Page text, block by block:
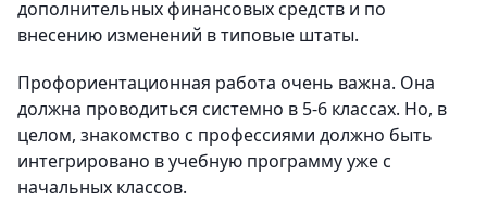
дополнительных финансовых средств и по
внесению изменений в типовые штаты.
Профориентационная работа очень важна. Она
должна проводиться системно в 5-6 классах. Но, в
целом, знакомство с профессиями должно быть
интегрировано в учебную программу уже с
начальных классов.